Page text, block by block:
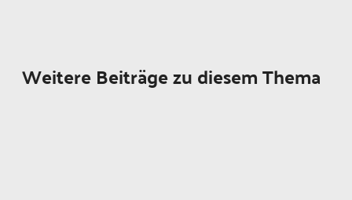
Weitere Beiträge zu diesem Thema